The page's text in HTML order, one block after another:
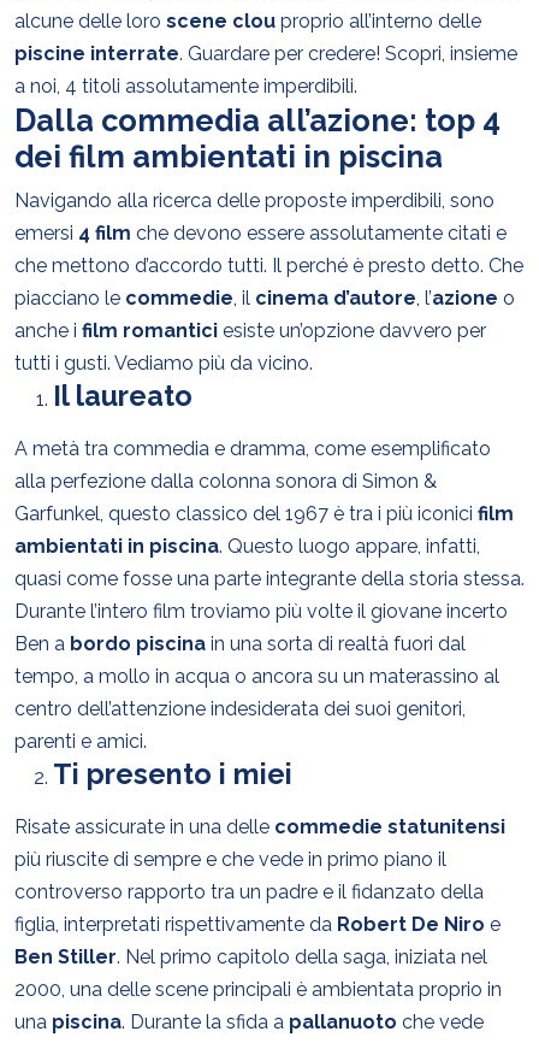
alcune delle loro scene clou proprio all’interno delle
piscine interrate. Guardare per credere! Scopri, insieme
a noi, 4 titoli assolutamente imperdibili.
Dalla commedia all’azione: top 4
dei film ambientati in piscina
Navigando alla ricerca delle proposte imperdibili, sono
emersi 4 film che devono essere assolutamente citati e
che mettono d’accordo tutti. Il perché è presto detto. Che
piacciano le commedie, il cinema d’autore, l’azione o
anche i film romantici esiste un’opzione davvero per
tutti i gusti. Vediamo più da vicino.
Il laureato
A metà tra commedia e dramma, come esemplificato
alla perfezione dalla colonna sonora di Simon &
Garfunkel, questo classico del 1967 è tra i più iconici film
ambientati in piscina. Questo luogo appare, infatti,
quasi come fosse una parte integrante della storia stessa.
Durante l’intero film troviamo più volte il giovane incerto
Ben a bordo piscina in una sorta di realtà fuori dal
tempo, a mollo in acqua o ancora su un materassino al
centro dell’attenzione indesiderata dei suoi genitori,
parenti e amici.
Ti presento i miei
Risate assicurate in una delle commedie statunitensi
più riuscite di sempre e che vede in primo piano il
controverso rapporto tra un padre e il fidanzato della
figlia, interpretati rispettivamente da Robert De Niro e
Ben Stiller. Nel primo capitolo della saga, iniziata nel
2000, una delle scene principali è ambientata proprio in
una piscina. Durante la sfida a pallanuoto che vede